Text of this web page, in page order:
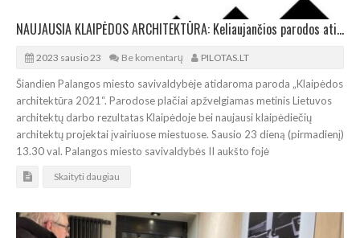
NAUJAUSIA KLAIPĖDOS ARCHITEKTŪRA: Keliaujančios parodos atidarymas Palangoje
2023 sausio 23 Be komentarų PILOTAS.LT
Šiandien Palangos miesto savivaldybėje atidaroma paroda „Klaipėdos
architektūra 2021“. Parodose plačiai apžvelgiamas metinis Lietuvos
architektų darbo rezultatas Klaipėdoje bei naujausi klaipėdiečių
architektų projektai įvairiuose miestuose. Sausio 23 dieną (pirmadienį)
13.30 val. Palangos miesto savivaldybės II aukšto fojė
Skaityti daugiau